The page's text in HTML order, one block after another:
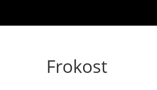
Frokost